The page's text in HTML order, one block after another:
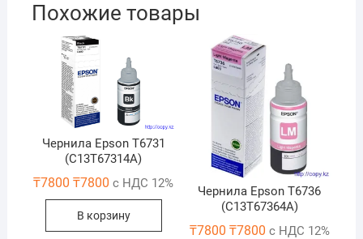
Похожие товары
Чернила Epson T6731
(C13T67314A)
₸7800 ₸7800 с НДС 12%
В корзину
Чернила Epson T6736
(C13T67364A)
₸7800 ₸7800 с НДС 12%